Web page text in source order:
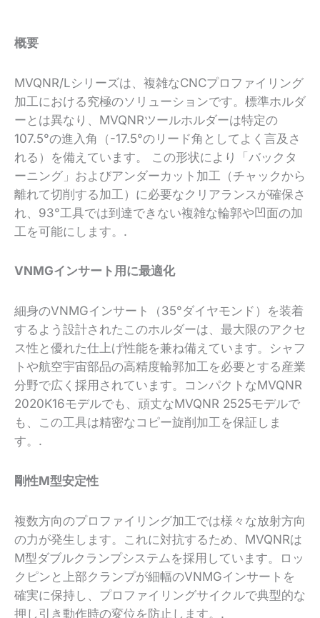
概要
MVQNR/Lシリーズは、複雑なCNCプロファイリング
加工における究極のソリューションです。標準ホルダ
ーとは異なり、MVQNRツールホルダーは特定の
107.5°の進入角（-17.5°のリード角としてよく言及さ
れる）を備えています。 この形状により「バックタ
ーニング」およびアンダーカット加工（チャックから
離れて切削する加工）に必要なクリアランスが確保さ
れ、93°工具では到達できない複雑な輪郭や凹面の加
工を可能にします。.
VNMGインサート用に最適化
細身のVNMGインサート（35°ダイヤモンド）を装着
するよう設計されたこのホルダーは、最大限のアクセ
ス性と優れた仕上げ性能を兼ね備えています。シャフ
トや航空宇宙部品の高精度輪郭加工を必要とする産業
分野で広く採用されています。コンパクトなMVQNR
2020K16モデルでも、頑丈なMVQNR 2525モデルで
も、この工具は精密なコピー旋削加工を保証しま
す。.
剛性M型安定性
複数方向のプロファイリング加工では様々な放射方向
の力が発生します。これに対抗するため、MVQNRは
M型ダブルクランプシステムを採用しています。ロッ
クピンと上部クランプが細幅のVNMGインサートを
確実に保持し、プロファイリングサイクルで典型的な
押し引き動作時の変位を防止します。.